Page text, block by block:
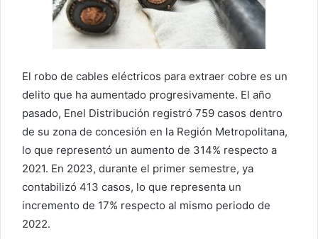
El robo de cables eléctricos para extraer cobre es un
delito que ha aumentado progresivamente. El año
pasado, Enel Distribución registró 759 casos dentro
de su zona de concesión en la Región Metropolitana,
lo que representó un aumento de 314% respecto a
2021. En 2023, durante el primer semestre, ya
contabilizó 413 casos, lo que representa un
incremento de 17% respecto al mismo periodo de
2022.